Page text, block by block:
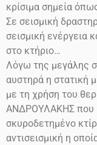
κρίσιμα σημεία
Σε σεισμική
σεισμική ενέργεια
στο κτήριο…
Λόγω της μεγάλης
αυστηρά η στατική
με τη χρήση του
ΑΝΔΡΟΥΛΑΚΗΣ που
σκυροδετημένο
αντισεισμική η